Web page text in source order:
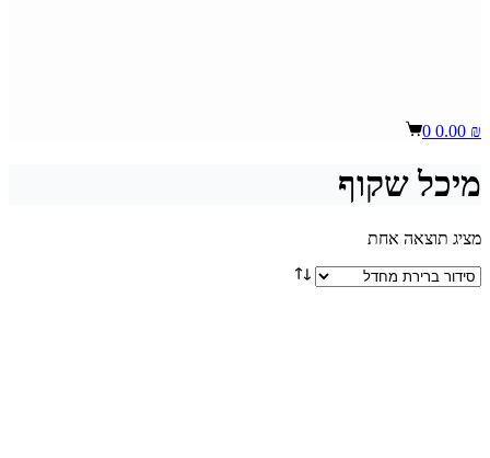
Shopping
0.00 ₪
0
מיכל שקוף
מציג תוצאה אחת